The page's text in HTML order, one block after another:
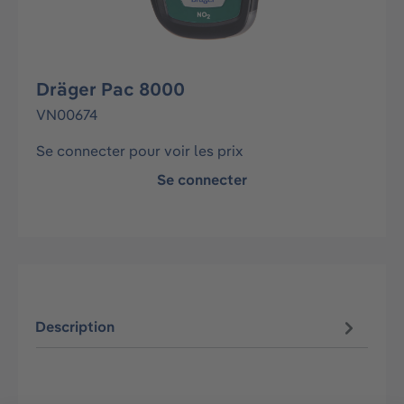
Dräger Pac 8000
VN00674
Se connecter pour voir les prix
Se connecter
Description